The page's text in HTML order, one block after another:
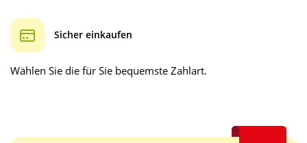
Sicher einkaufen
Wählen Sie die für Sie bequemste Zahlart.